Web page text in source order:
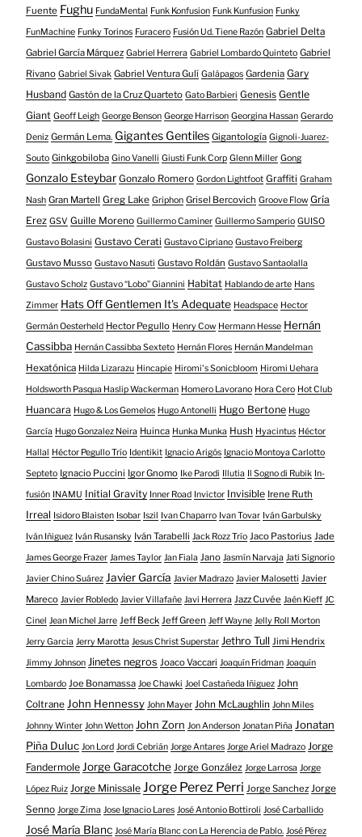
Fuente Fughu FundaMental Funk Konfusion Funk Kunfusion Funky
FunMachine Funky Torinos Furacero Fusión Ud. Tiene Razón Gabriel Delta
Gabriel García Márquez Gabriel Herrera Gabriel Lombardo Quinteto Gabriel
Rivano Gabriel Sivak Gabriel Ventura Gulí Galápagos Gardenia Gary
Husband Gastón de la Cruz Quarteto Gato Barbieri Genesis Gentle
Giant Geoff Leigh George Benson George Harrison Georgina Hassan Gerardo
Deniz Germán Lema. Gigantes Gentiles Gigantología Gignoli-Juarez-
Souto Ginkgobiloba Gino Vanelli Giusti Funk Corp Glenn Miller Gong
Gonzalo Esteybar Gonzalo Romero Gordon Lightfoot Graffiti Graham
Nash Gran Martell Greg Lake Griphon Grisel Bercovich Groove Flow Gría
Erez GSV Guille Moreno Guillermo Caminer Guillermo Samperio GUISO
Gustavo Bolasini Gustavo Cerati Gustavo Cipriano Gustavo Freiberg
Gustavo Musso Gustavo Nasuti Gustavo Roldán Gustavo Santaolalla
Gustavo Scholz Gustavo “Lobo” Giannini Habitat Hablando de arte Hans
Zimmer Hats Off Gentlemen It's Adequate Headspace Hector
Germán Oesterheld Hector Pegullo Henry Cow Hermann Hesse Hernán
Cassibba Hernán Cassibba Sexteto Hernán Flores Hernán Mandelman
Hexatónica Hilda Lizarazu Hincapie Hiromi's Sonicbloom Hiromi Uehara
Holdsworth Pasqua Haslip Wackerman Homero Lavorano Hora Cero Hot Club
Huancara Hugo & Los Gemelos Hugo Antonelli Hugo Bertone Hugo
García Hugo Gonzalez Neira Huinca Hunka Munka Hush Hyacintus Héctor
Hallal Héctor Pegullo Trío Identikit Ignacio Arigós Ignacio Montoya Carlotto
Septeto Ignacio Puccini Igor Gnomo Ike Parodi Illutia Il Sogno di Rubik In-
fusión INAMU Initial Gravity Inner Road Invictor Invisible Irene Ruth
Irreal Isidoro Blaisten Isobar Iszil Ivan Chaparro Ivan Tovar Iván Garbulsky
Iván Iñiguez Iván Rusansky Iván Tarabelli Jack Rozz Trío Jaco Pastorius Jade
James George Frazer James Taylor Jan Fiala Jano Jasmín Narvaja Jati Signorio
Javier Chino Suárez Javier García Javier Madrazo Javier Malosetti Javier
Mareco Javier Robledo Javier Villafañe Javi Herrera Jazz Cuvée Jaén Kieff JC
Cinel Jean Michel Jarre Jeff Beck Jeff Green Jeff Wayne Jelly Roll Morton
Jerry Garcia Jerry Marotta Jesus Christ Superstar Jethro Tull Jimi Hendrix
Jimmy Johnson Jinetes negros Joaco Vaccari Joaquín Fridman Joaquín
Lombardo Joe Bonamassa Joe Chawki Joel Castañeda Iñiguez John
Coltrane John Hennessy John Mayer John McLaughlin John Miles
Johnny Winter John Wetton John Zorn Jon Anderson Jonatan Piña Jonatan
Piña Duluc Jon Lord Jordi Cebrián Jorge Antares Jorge Ariel Madrazo Jorge
Fandermole Jorge Garacotche Jorge González Jorge Larrosa Jorge
López Ruiz Jorge Minissale Jorge Perez Perri Jorge Sanchez Jorge
Senno Jorge Zima Jose Ignacio Lares José Antonio Bottiroli José Carballido
José María Blanc José María Blanc con La Herencia de Pablo. José Pérez